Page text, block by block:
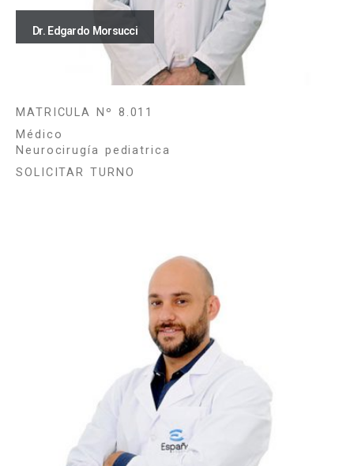
Dr. Edgardo Morsucci
MATRICULA Nº 8.011
Médico
Neurocirugía pediatrica
SOLICITAR TURNO